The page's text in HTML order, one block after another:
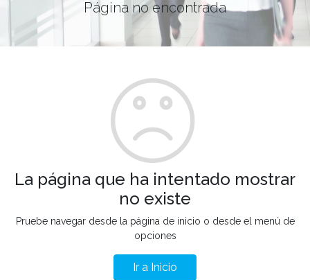
Página no encontrada
La página que ha intentado mostrar
no existe
Pruebe navegar desde la página de inicio o desde el menú de
opciones
Ir a Inicio